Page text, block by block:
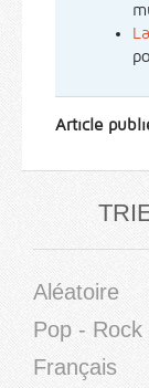
Article
Aléatoire
Pop - Rock
Français